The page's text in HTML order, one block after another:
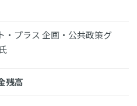
・プラス 企画・公共政策グ
残高